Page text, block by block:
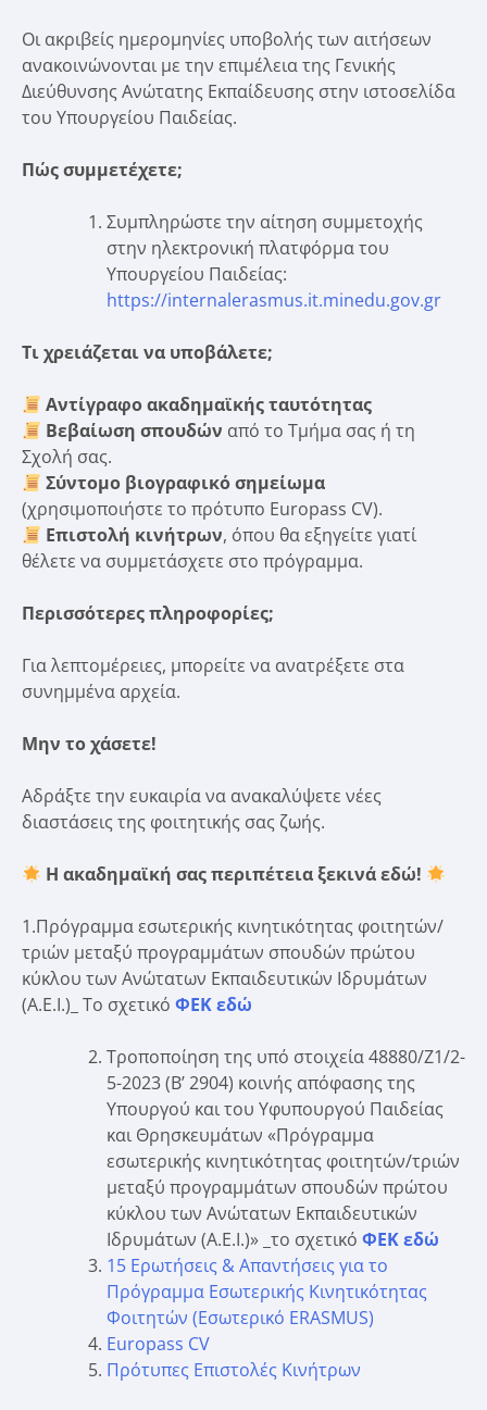
Οι ακριβείς ημερομηνίες υποβολής των αιτήσεων
ανακοινώνονται με την επιμέλεια της Γενικής
Διεύθυνσης Ανώτατης Εκπαίδευσης στην ιστοσελίδα
του Υπουργείου Παιδείας.
Πώς συμμετέχετε;
Συμπληρώστε την αίτηση συμμετοχής
στην ηλεκτρονική πλατφόρμα του
Υπουργείου Παιδείας:
https://internalerasmus.it.minedu.gov.gr
Τι χρειάζεται να υποβάλετε;
Αντίγραφο ακαδημαϊκής ταυτότητας
Βεβαίωση σπουδών από το Τμήμα σας ή τη
Σχολή σας.
Σύντομο βιογραφικό σημείωμα
(χρησιμοποιήστε το πρότυπο Europass CV).
Επιστολή κινήτρων, όπου θα εξηγείτε γιατί
θέλετε να συμμετάσχετε στο πρόγραμμα.
Περισσότερες πληροφορίες;
Για λεπτομέρειες, μπορείτε να ανατρέξετε στα
συνημμένα αρχεία.
Μην το χάσετε!
Αδράξτε την ευκαιρία να ανακαλύψετε νέες
διαστάσεις της φοιτητικής σας ζωής.
Η ακαδημαϊκή σας περιπέτεια ξεκινά εδώ!
1.Πρόγραμμα εσωτερικής κινητικότητας φοιτητών/
τριών μεταξύ προγραμμάτων σπουδών πρώτου
κύκλου των Ανώτατων Εκπαιδευτικών Ιδρυμάτων
(Α.Ε.Ι.)_ Το σχετικό ΦΕΚ εδώ
Τροποποίηση της υπό στοιχεία 48880/Ζ1/2-
5-2023 (Β’ 2904) κοινής απόφασης της
Υπουργού και του Υφυπουργού Παιδείας
και Θρησκευμάτων «Πρόγραμμα
εσωτερικής κινητικότητας φοιτητών/τριών
μεταξύ προγραμμάτων σπουδών πρώτου
κύκλου των Ανώτατων Εκπαιδευτικών
Ιδρυμάτων (Α.Ε.Ι.)» _το σχετικό ΦΕΚ εδώ
15 Ερωτήσεις & Απαντήσεις για το
Πρόγραμμα Εσωτερικής Κινητικότητας
Φοιτητών (Εσωτερικό ERASMUS)
Europass CV
Πρότυπες Επιστολές Κινήτρων